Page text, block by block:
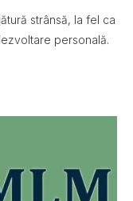
strânsă, la fel ca
personală.